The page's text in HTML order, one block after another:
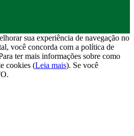
sua experiência de navegação no
você concorda com a política de
ter mais informações sobre como
cookies (Leia mais). Se você